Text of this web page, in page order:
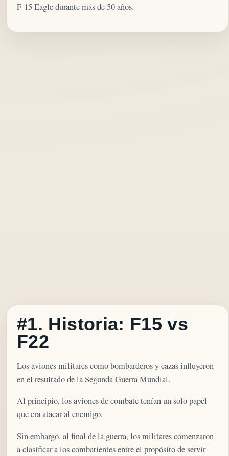
F-15 Eagle durante más de 50 años.
#1. Historia: F15 vs
F22
Los aviones militares como bombarderos y cazas influyeron
en el resultado de la Segunda Guerra Mundial.
Al principio, los aviones de combate tenían un solo papel
que era atacar al enemigo.
Sin embargo, al final de la guerra, los militares comenzaron
a clasificar a los combatientes entre el propósito de servir